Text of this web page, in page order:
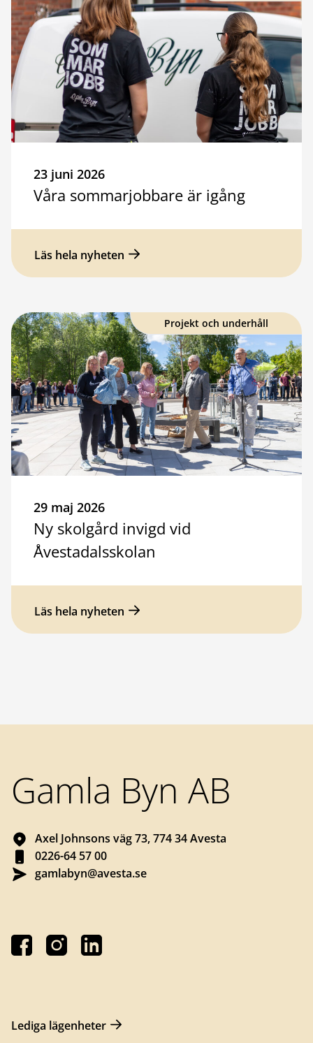
23 juni 2026
Våra sommarjobbare är igång
Läs hela nyheten
Projekt och underhåll
29 maj 2026
Ny skolgård invigd vid
Åvestadalsskolan
Läs hela nyheten
Gamla Byn AB
Axel Johnsons väg 73, 774 34 Avesta
0226-64 57 00
gamlabyn@avesta.se
Lediga lägenheter